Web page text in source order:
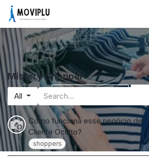
Skip to Content
Ocultar introdução
Mistery Shopper
All
Como funciona esse negócio de
Cliente Oculto?
shoppers